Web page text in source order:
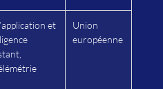
et
Union
européenne